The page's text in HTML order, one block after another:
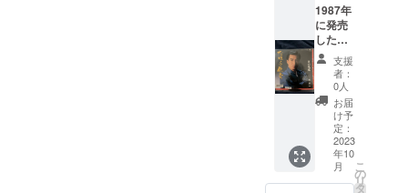
き。
1987年
に発売
した
EP、見
本盤で
す。映
画の主
題歌用
にレ
コー
ディン
グしま
した
支援
者：
0人
お届
け予
定：
2023
年10
月
こ
の
リ
タ